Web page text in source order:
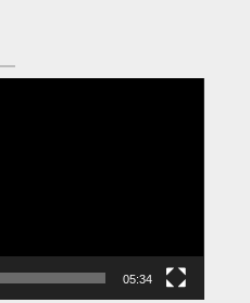
05:34